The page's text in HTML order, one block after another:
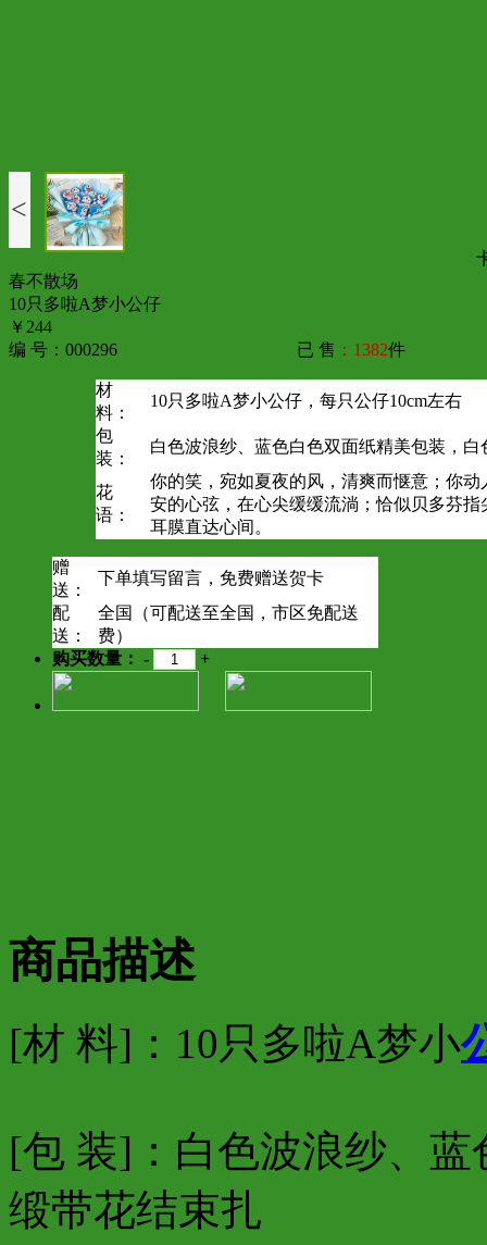
<
春不散场
10只多啦A梦小公仔
￥244
编 号：000296
已 售 ：1382件
材
料：
10只多啦A梦小公仔，每只公仔10cm左右
包
装：
白色波浪纱、蓝色白色双面纸精美包装，白
花
语：
你的笑，宛如夏夜的风，清爽而惬意；你动
安的心弦，在心尖缓缓流淌；恰似贝多芬指
耳膜直达心间。
赠
送：
下单填写留言，免费赠送贺卡
配
送：
全国（可配送至全国，市区免配送
费）
购买数量： - +
商品描述
[材 料]：10只多啦A梦小
[包 装]：白色波浪纱、
缎带花结束扎